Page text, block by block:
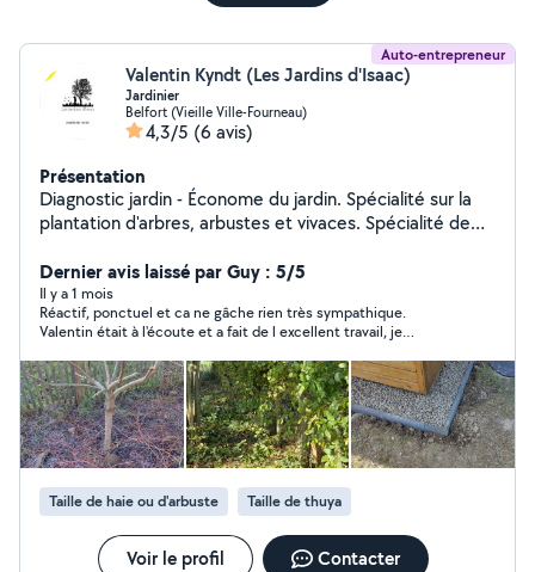
Auto-entrepreneur
Valentin Kyndt (Les Jardins d'Isaac)
Jardinier
Belfort (Vieille Ville-Fourneau)
4,3/5 (6 avis)
Présentation
Diagnostic jardin - Économe du jardin. Spécialité sur la
plantation d'arbres, arbustes et vivaces. Spécialité de
de la santé globale du jardin pour une meilleure
résilience face aux aléas du climat local. Recherche de
solutions sur mesure visant à réduire les besoins
d'intervention sur le long terme. Outils manuels
principalement, donc travail silencieux possible. Travail
de jardinage que j'essaie de baser avant tout sur les
connaissances en terme de physiologie végétale, de
biodiversité et de podologie.
Dernier avis laissé par Guy : 5/5
Il y a 1 mois
Réactif, ponctuel et ca ne gâche rien très sympathique.
Valentin était à l'écoute et a fait de l excellent travail, je
Taille de haie ou d'arbuste Taille de thuya
Voir le profil Contacter